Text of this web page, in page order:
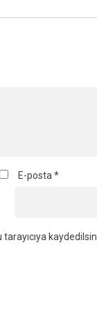
E-posta *
kaydedilsin.